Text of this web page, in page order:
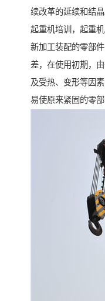
续改革的延续和结晶
起重机培训，起重
新加工装配的零部
差，在使用初期，
及受热、变形等因
易使原来紧固的零部